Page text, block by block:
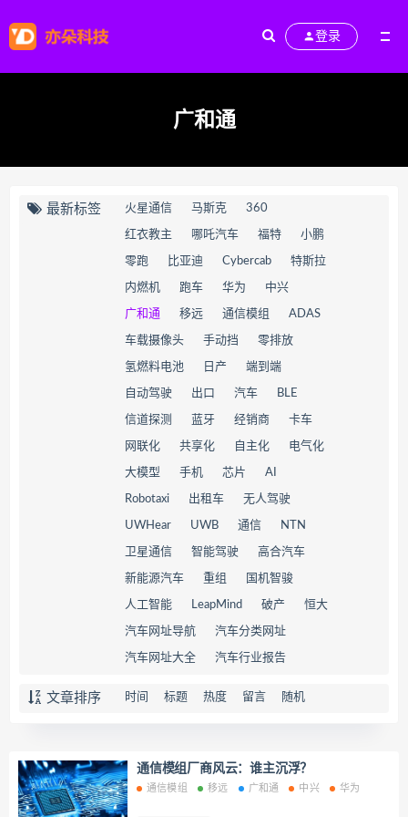
登录
广和通
最新标签 火星通信 马斯克 360
红衣教主 哪吒汽车 福特 小鹏
零跑 比亚迪 Cybercab 特斯拉
内燃机 跑车 华为 中兴
广和通 移远 通信模组 ADAS
车载摄像头 手动挡 零排放
氢燃料电池 日产 端到端
自动驾驶 出口 汽车 BLE
信道探测 蓝牙 经销商 卡车
网联化 共享化 自主化 电气化
大模型 手机 芯片 AI
Robotaxi 出租车 无人驾驶
UWHear UWB 通信 NTN
卫星通信 智能驾驶 高合汽车
新能源汽车 重组 国机智骏
人工智能 LeapMind 破产 恒大
汽车网址导航 汽车分类网址
汽车网址大全 汽车行业报告
文章排序 时间 标题 热度 留言 随机
通信模组厂商风云：谁主沉浮？
通信模组 移远 广和通 中兴 华为